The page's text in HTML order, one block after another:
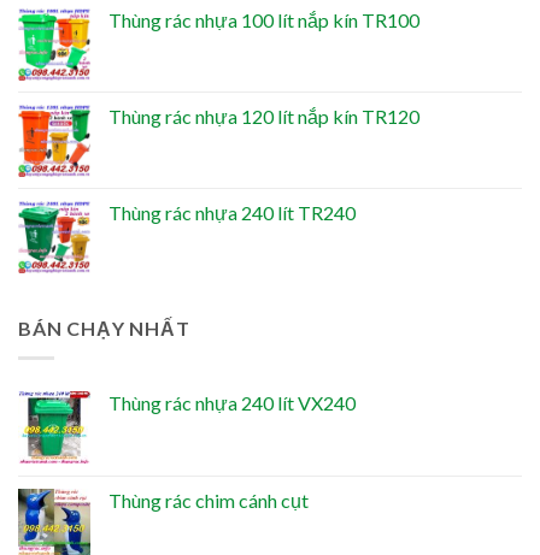
Thùng rác nhựa 100 lít nắp kín TR100
Thùng rác nhựa 120 lít nắp kín TR120
Thùng rác nhựa 240 lít TR240
BÁN CHẠY NHẤT
Thùng rác nhựa 240 lít VX240
Thùng rác chim cánh cụt